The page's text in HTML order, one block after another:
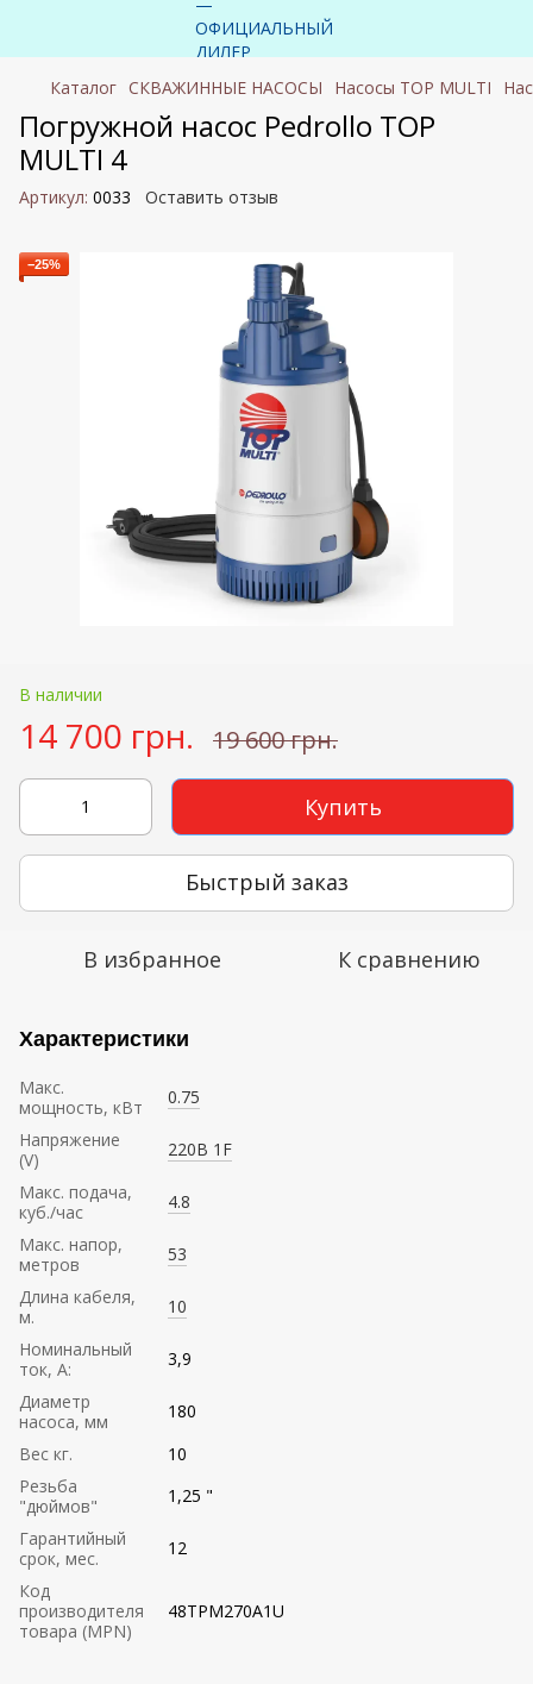
Каталог СКВАЖИННЫЕ НАСОСЫ Насосы TOP MULTI
Погружной насос Pedrollo TOP
MULTI 4
Артикул: 0033 Оставить отзыв
−25%
В наличии
14 700 грн. 19 600 грн.
Купить
Быстрый заказ
В избранное К сравнению
Характеристики
Mакс.
мощность, кВт
0.75
Напряжение
(V)
220В 1F
Mакс. подача,
куб./час
4.8
Maкс. напор,
метров
53
Длина кабеля,
м.
10
Номинальный
ток, А:
3,9
Диаметр
насоса, мм
180
Вес кг.
10
Резьба
"дюймов"
1,25 "
Гарантийный
срок, мес.
12
Код
производителя
товара (MPN)
48TPM270A1U